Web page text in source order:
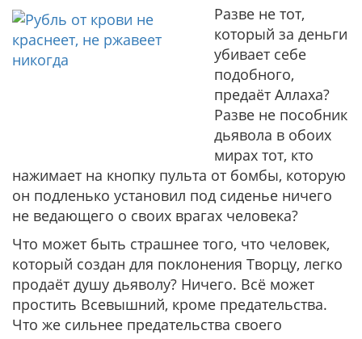
Разве не тот,
который за деньги
убивает себе
подобного,
предаёт Аллаха?
Разве не пособник
дьявола в обоих
мирах тот, кто
нажимает на кнопку пульта от бомбы, которую
он подленько установил под сиденье ничего
не ведающего о своих врагах человека?
Что может быть страшнее того, что человек,
который создан для поклонения Творцу, легко
продаёт душу дьяволу? Ничего. Всё может
простить Всевышний, кроме предательства.
Что же сильнее предательства своего